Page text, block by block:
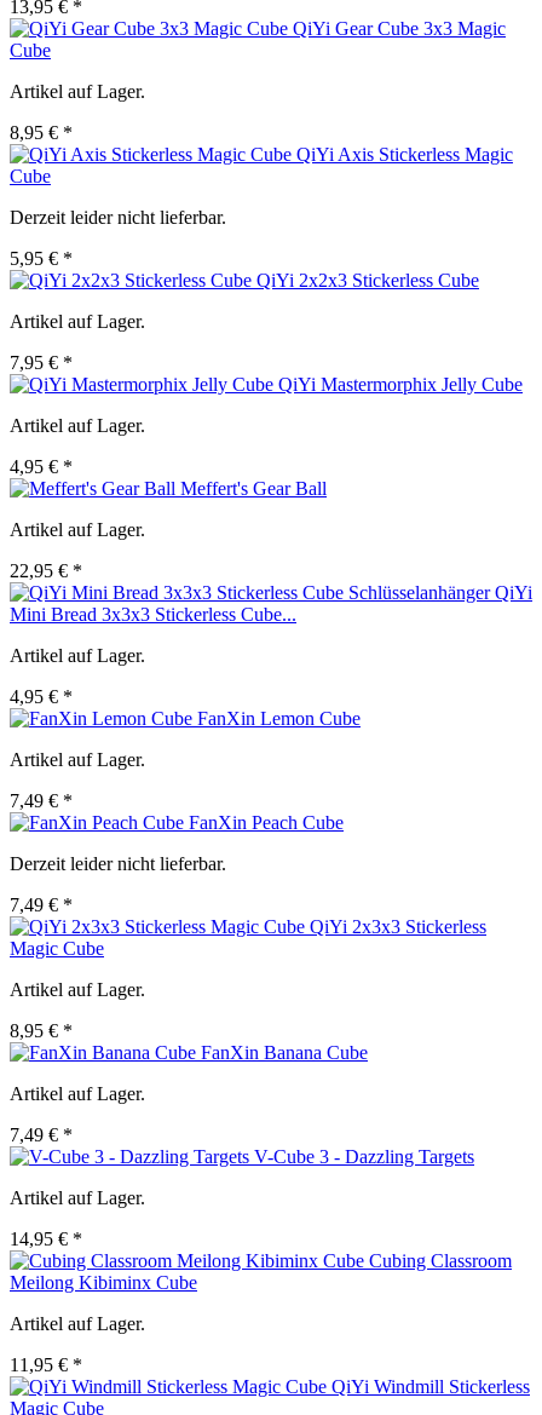
13,95 € *
QiYi Gear Cube 3x3 Magic
Cube
Artikel auf Lager.
8,95 € *
QiYi Axis Stickerless Magic
Cube
Derzeit leider nicht lieferbar.
5,95 € *
QiYi 2x2x3 Stickerless Cube
Artikel auf Lager.
7,95 € *
QiYi Mastermorphix Jelly Cube
Artikel auf Lager.
4,95 € *
Meffert's Gear Ball
Artikel auf Lager.
22,95 € *
QiYi
Mini Bread 3x3x3 Stickerless Cube...
Artikel auf Lager.
4,95 € *
FanXin Lemon Cube
Artikel auf Lager.
7,49 € *
FanXin Peach Cube
Derzeit leider nicht lieferbar.
7,49 € *
QiYi 2x3x3 Stickerless
Magic Cube
Artikel auf Lager.
8,95 € *
FanXin Banana Cube
Artikel auf Lager.
7,49 € *
V-Cube 3 - Dazzling Targets
Artikel auf Lager.
14,95 € *
Cubing Classroom
Meilong Kibiminx Cube
Artikel auf Lager.
11,95 € *
QiYi Windmill Stickerless
Magic Cube